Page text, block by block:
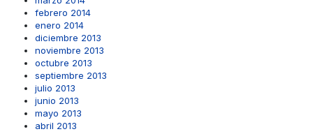
febrero 2014
enero 2014
diciembre 2013
noviembre 2013
octubre 2013
septiembre 2013
julio 2013
junio 2013
mayo 2013
abril 2013